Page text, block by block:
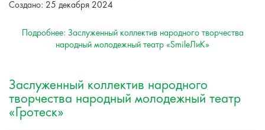
Создано: 25 декабря 2024
Подробнее: Заслуженный коллектив народного творчества
народный молодежный театр «SmileЛиК»
Заслуженный коллектив народного
творчества народный молодежный театр
«Гротеск»